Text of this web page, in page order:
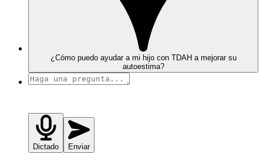
¿Cómo puedo ayudar a mi hijo con TDAH a mejorar su
autoestima?
Dictado Enviar